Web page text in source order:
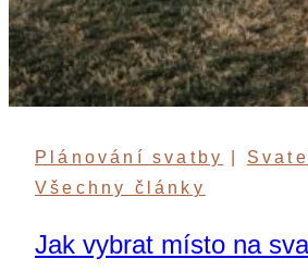
Plánování svatby
Všechny články
Jak vybrat místo na